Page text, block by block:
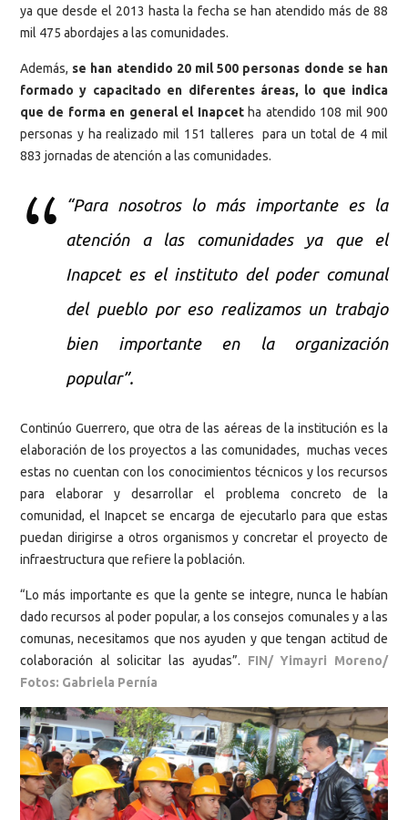
ya que desde el 2013 hasta la fecha se han atendido más de 88
mil 475 abordajes a las comunidades.
Además, se han atendido 20 mil 500 personas donde se han
formado y capacitado en diferentes áreas, lo que indica
que de forma en general el Inapcetha atendido 108 mil 900
personas y ha realizado mil 151 talleres para un total de 4 mil
883 jornadas de atención a las comunidades.
“Para nosotros lo más importante es la
atención a las comunidades ya que el
Inapcet es el instituto del poder comunal
del pueblo por eso realizamos un trabajo
bien importante en la organización
popular”.
Continúo Guerrero, que otra de las aéreas de la institución es la
elaboración de los proyectos a las comunidades, muchas veces
estas no cuentan con los conocimientos técnicos y los recursos
para elaborar y desarrollar el problema concreto de la
comunidad, el Inapcet se encarga de ejecutarlo para que estas
puedan dirigirse a otros organismos y concretar el proyecto de
infraestructura que refiere la población.
“Lo más importante es que la gente se integre, nunca le habían
dado recursos al poder popular, a los consejos comunales y a las
comunas, necesitamos que nos ayuden y que tengan actitud de
colaboración al solicitar las ayudas”. FIN/ Yimayri Moreno/
Fotos: Gabriela Pernía